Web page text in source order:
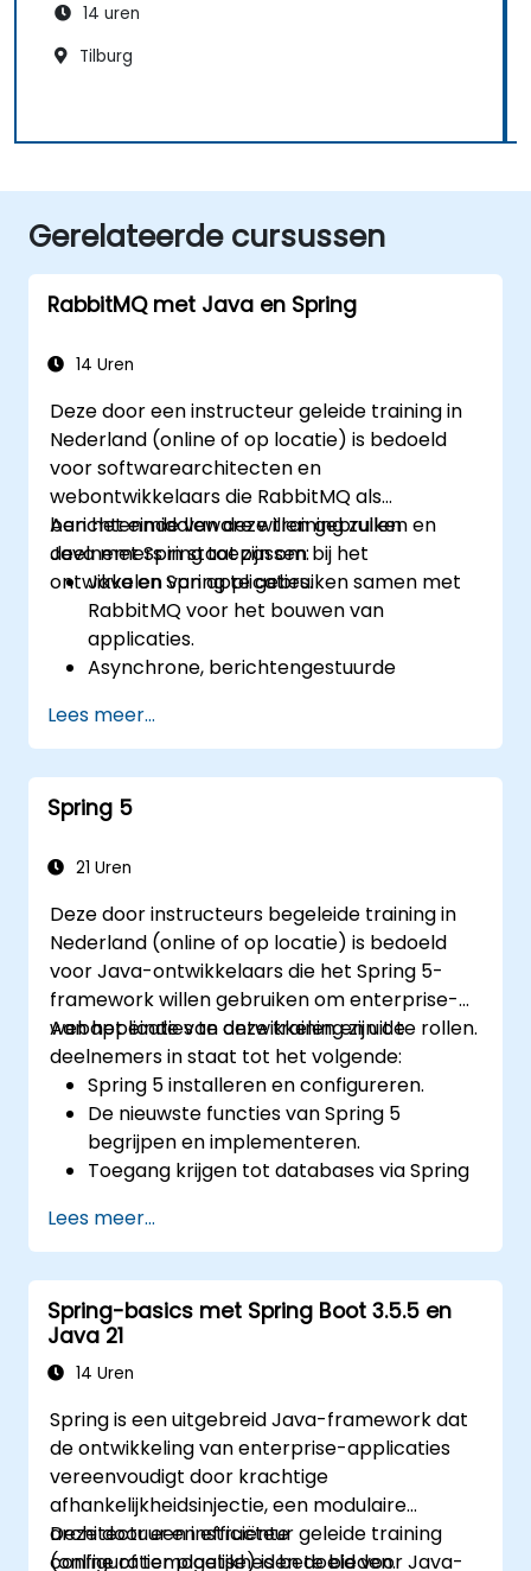
14 uren
Tilburg
Gerelateerde cursussen
RabbitMQ met Java en Spring
14 Uren
Deze door een instructeur geleide training in
Nederland (online of op locatie) is bedoeld
voor softwarearchitecten en
webontwikkelaars die RabbitMQ als
berichtenmiddleware willen gebruiken en
Java met Spring toepassen bij het
ontwikkelen van applicaties.
Aan het einde van deze training zullen
deelnemers in staat zijn om:
Java en Spring te gebruiken samen met
RabbitMQ voor het bouwen van
applicaties.
Asynchrone, berichtengestuurde
RabbitMQ.
Wachtrijen, topics, exchanges en
bindingen te maken binnen RabbitMQ.
Lees meer...
Spring 5
21 Uren
Deze door instructeurs begeleide training in
Nederland (online of op locatie) is bedoeld
voor Java-ontwikkelaars die het Spring 5-
framework willen gebruiken om enterprise-
webapplicaties te ontwikkelen en uit te rollen.
Aan het einde van deze training zijn de
deelnemers in staat tot het volgende:
Spring 5 installeren en configureren.
De nieuwste functies van Spring 5
begrijpen en implementeren.
Toegang krijgen tot databases via Spring
Het nieuwe reactieve webframework
WebFlow gebruiken om een applicatie
reactief te maken.
Een Spring-applicatie integreren met
bestaande Java EE-applicaties.
Testen en implementeren van een
Lees meer...
Spring-basics met Spring Boot 3.5.5 en
Java 21
14 Uren
Spring is een uitgebreid Java-framework dat
de ontwikkeling van enterprise-applicaties
vereenvoudigt door krachtige
afhankelijkheidsinjectie, een modulaire
architectuur en efficiënte
configuratiemogelijkheden te bieden.
Deze door een instructeur geleide training
(online of ter plaatse) is bedoeld voor Java-